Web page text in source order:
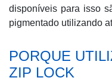
disponíveis para isso
pigmentado utilizando
PORQUE
ZIP LOCK